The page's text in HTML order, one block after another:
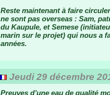
Reste maintenant à faire
ne sont pas overseas : Sam,
du Kaupule, et Semese
marin sur le projet) qui nous a
années.
Jeudi 29 décembre
Preuves d’une eau de qualité